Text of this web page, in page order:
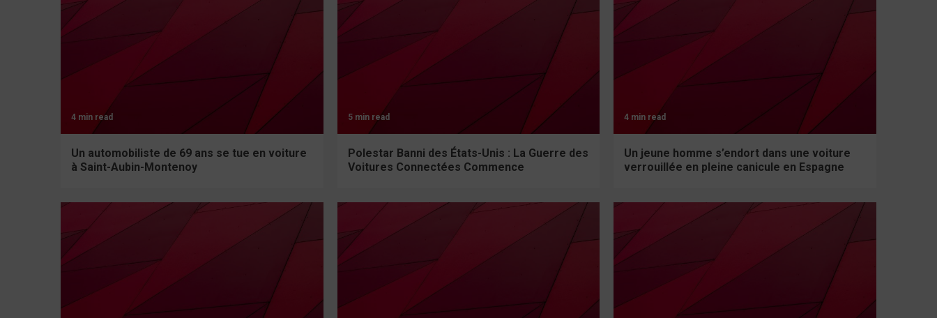
4 min read
Un automobiliste de 69 ans se tue en voiture
à Saint-Aubin-Montenoy
5 min read
Polestar Banni des États-Unis : La Guerre des
Voitures Connectées Commence
4 min read
Un jeune homme s’endort dans une voiture
verrouillée en pleine canicule en Espagne